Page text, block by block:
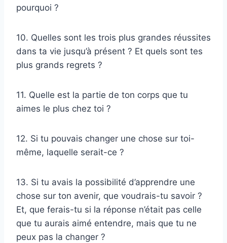
pourquoi ?
10. Quelles sont les trois plus grandes réussites
dans ta vie jusqu’à présent ? Et quels sont tes
plus grands regrets ?
11. Quelle est la partie de ton corps que tu
aimes le plus chez toi ?
12. Si tu pouvais changer une chose sur toi-
même, laquelle serait-ce ?
13. Si tu avais la possibilité d’apprendre une
chose sur ton avenir, que voudrais-tu savoir ?
Et, que ferais-tu si la réponse n’était pas celle
que tu aurais aimé entendre, mais que tu ne
peux pas la changer ?